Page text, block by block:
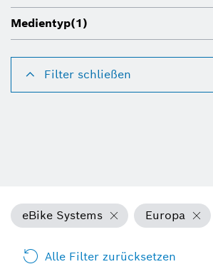
Medientyp(1)
Filter schließen
eBike Systems Europa
Alle Filter zurücksetzen